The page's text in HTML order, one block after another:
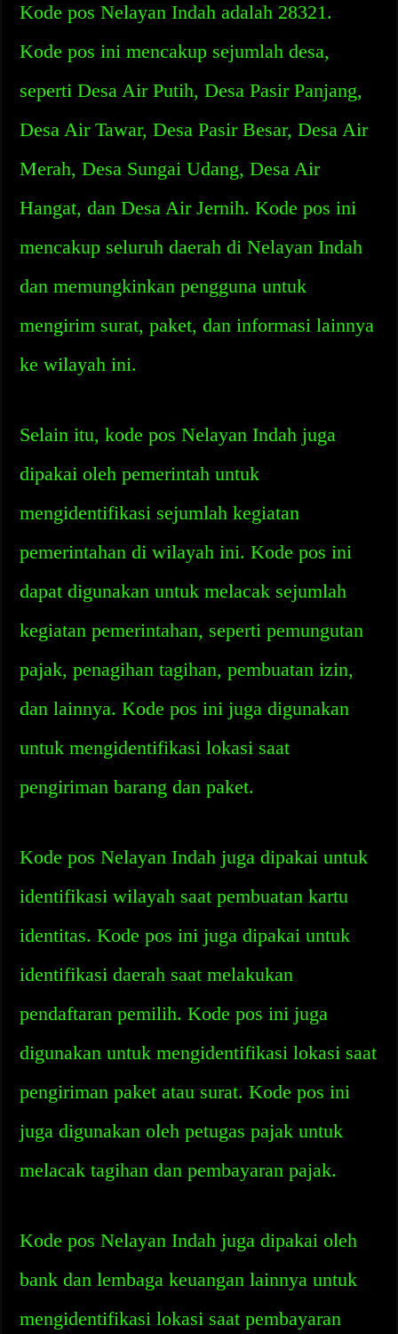
Kode pos Nelayan Indah adalah 28321.
Kode pos ini mencakup sejumlah desa,
seperti Desa Air Putih, Desa Pasir Panjang,
Desa Air Tawar, Desa Pasir Besar, Desa Air
Merah, Desa Sungai Udang, Desa Air
Hangat, dan Desa Air Jernih. Kode pos ini
mencakup seluruh daerah di Nelayan Indah
dan memungkinkan pengguna untuk
mengirim surat, paket, dan informasi lainnya
ke wilayah ini.
Selain itu, kode pos Nelayan Indah juga
dipakai oleh pemerintah untuk
mengidentifikasi sejumlah kegiatan
pemerintahan di wilayah ini. Kode pos ini
dapat digunakan untuk melacak sejumlah
kegiatan pemerintahan, seperti pemungutan
pajak, penagihan tagihan, pembuatan izin,
dan lainnya. Kode pos ini juga digunakan
untuk mengidentifikasi lokasi saat
pengiriman barang dan paket.
Kode pos Nelayan Indah juga dipakai untuk
identifikasi wilayah saat pembuatan kartu
identitas. Kode pos ini juga dipakai untuk
identifikasi daerah saat melakukan
pendaftaran pemilih. Kode pos ini juga
digunakan untuk mengidentifikasi lokasi saat
pengiriman paket atau surat. Kode pos ini
juga digunakan oleh petugas pajak untuk
melacak tagihan dan pembayaran pajak.
Kode pos Nelayan Indah juga dipakai oleh
bank dan lembaga keuangan lainnya untuk
mengidentifikasi lokasi saat pembayaran